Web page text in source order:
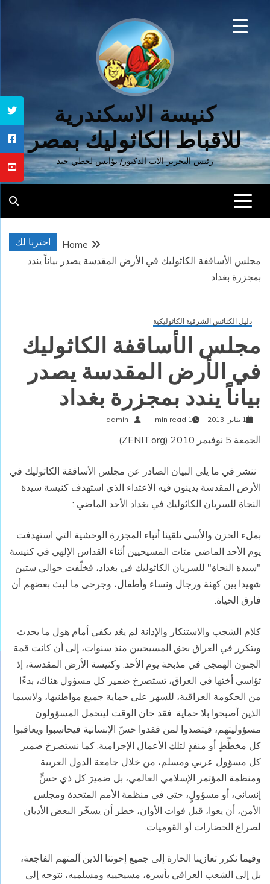
كنيسة الاسكندرية
للاقباط الكاثوليك بمصر
رئيس التحرير الاب الدكتور/ يؤانس لحظي جيد
اخترنا لك
Home
مجلس الأساقفة الكاثوليك في الأرض المقدسة يصدر بياناً يندد
بمجزرة بغداد
دليل الكنائس الشرقية الكاثوليكية
مجلس الأساقفة الكاثوليك
في الأرض المقدسة يصدر
بياناً يندد بمجزرة بغداد
1 يناير, 2013 1 min read
admin
الجمعة 5 نوفبمر 2010 ( ZENIT.org
)
ننشر في ما يلي البيان الصادر عن مجلس الأساقفة الكاثوليك في
الأرض المقدسة يدينون فيه الاعتداء الذي استهدف كنيسة سيدة
النجاة للسريان الكاثوليك في بغداد الأحد الماضي :
بملء الحزن والأسى تلقينا أنباء المجزرة الوحشية التي استهدفت
يوم الأحد الماضي مئات المسيحيين أثناء القداس الإلهي في كنيسة
"سيدة النجاة" للسريان الكاثوليك في بغداد، فخلّفت حوالي ستين
شهيدا بين كهنة ورجال ونساء وأطفال، وجرحى ما لبث بعضهم أن
فارق الحياة.
كلام الشجب والاستنكار والإدانة لم يعُد يكفي أمام هول ما يحدث
ويتكرر في العراق بحق المسيحيين منذ سنوات، إلى أن كانت قمة
الجنون الهمجي في مذبحة يوم الأحد. وكنيسة الأرض المقدسة، إذ
تؤاسي أختها في العراق، تستصرخ ضمير كل مسؤول هناك، بدءًا
من الحكومة العراقية، للسهر على حماية جميع مواطنيها، ولاسيما
الذين أصبحوا بلا حماية. فقد حان الوقت ليتحمل المسؤولون
مسؤوليتهم، فيتصدوا لمن فقدوا حسّ الإنسانية فيحاسِبوا ويعاقبوا
كل مخطِّطٍ أو منفذٍ لتلك الأعمال الإجرامية. كما نستصرخ ضمير
كل مسؤول عربي ومسلم، من خلال جامعة الدول العربية
ومنظمة المؤتمر الإسلامي العالمي، بل ضميرَ كل ذي حسٍّ
إنساني، أو مسؤولٍ، حتى في منظمة الأمم المتحدة ومجلس
الأمن، أن يعوا، قبل فوات الأوان، خطر أن يسخّر البعض الأديان
لصراع الحضارات أو القوميات.
وفيما نكرر تعازينا الحارة إلى جميع إخوتنا الذين آلمتهم الفاجعة،
بل إلى الشعب العراقي بأسره، مسيحييه ومسلميه، نتوجه إلى